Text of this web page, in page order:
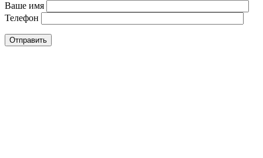
Ваше имя
Телефон
Отправить